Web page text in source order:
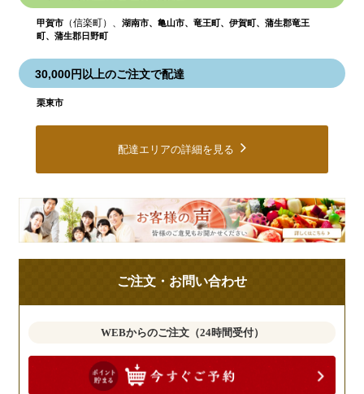
甲賀市 （信楽町）、湖南市、亀山市、竜王町、伊賀町、蒲生郡竜王
町、蒲生郡日野町
30,000円以上のご注文で配達
栗東市
配達エリアの詳細を見る
皆
様
の
見
聞
か
ご注文・お問い合わせ
WEBからのご注文（24時間受付）